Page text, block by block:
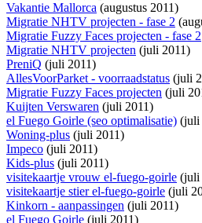
Vakantie Mallorca (augustus 2011)
Migratie NHTV projecten - fase 2
Migratie Fuzzy Faces projecten - fase 2
Migratie NHTV projecten (juli 2011)
PreniQ (juli 2011)
AllesVoorParket - voorraadstatus (juli
Migratie Fuzzy Faces projecten (juli
Kuijten Verswaren (juli 2011)
el Fuego Goirle (seo optimalisatie) (juli
Woning-plus (juli 2011)
Impeco (juli 2011)
Kids-plus (juli 2011)
visitekaartje vrouw el-fuego-goirle (juli
visitekaartje stier el-fuego-goirle (juli
Kinkorn - aanpassingen (juli 2011)
el Fuego Goirle (juli 2011)